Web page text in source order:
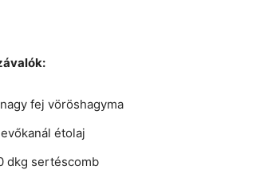
fej vöröshagyma
étolaj
dkg sertéscomb